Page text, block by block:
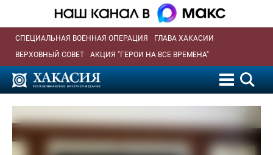
СПЕЦИАЛЬНАЯ ВОЕННАЯ ОПЕРАЦИЯ
ГЛАВА ХАКАСИИ
ВЕРХОВНЫЙ СОВЕТ
АКЦИЯ "ГЕРОИ НА ВСЕ ВРЕМЕНА"